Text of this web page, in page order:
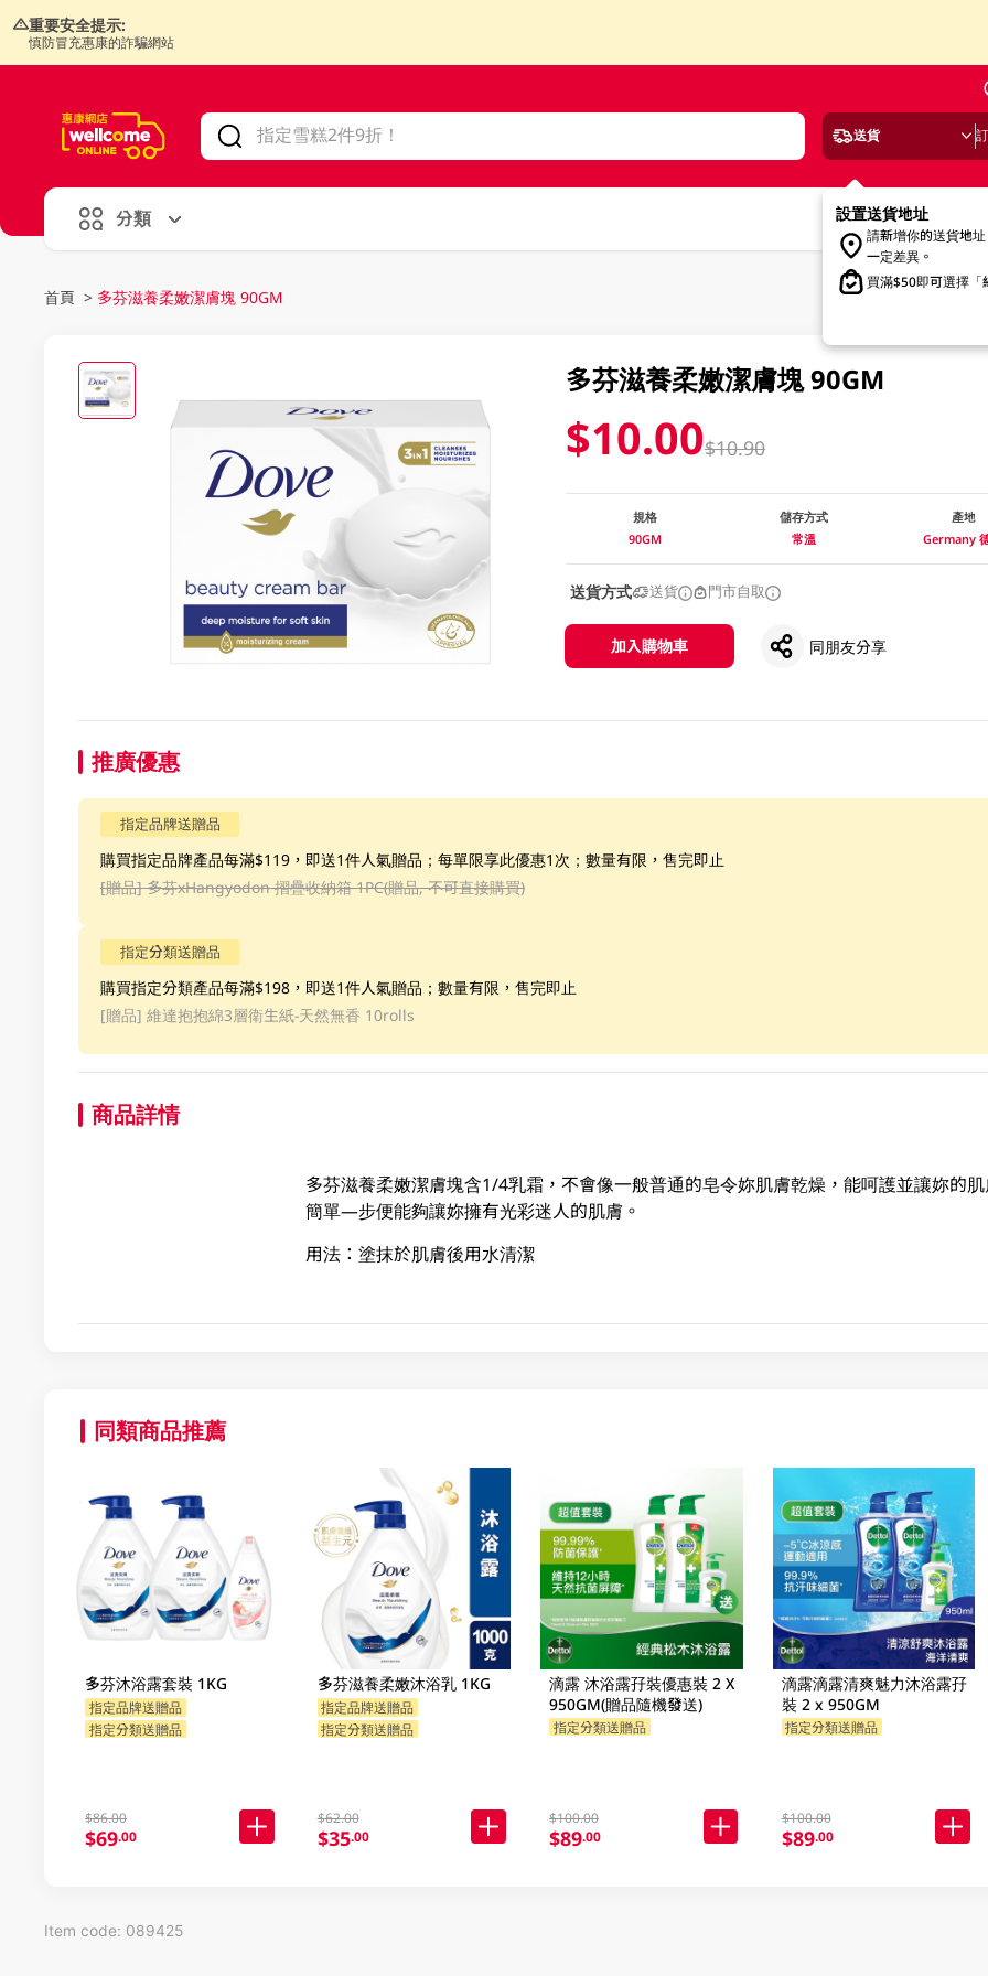
重要安全提示:
慎防冒充惠康的詐騙網站
送貨
設置送貨地址
請新增你的送貨地
一定差異。
買滿$50即可選擇「
分類
首頁 > 多芬滋養柔嫩潔膚塊 90GM
多芬滋養柔嫩潔膚塊 90GM
$10.00$10.90
規格
90GM
儲存方式
常溫
產地
Germany
送貨方式 送貨 門市自取
加入購物車 同朋友分享
推廣優惠
指定品牌送贈品
購買指定品牌產品每滿$119，即送1件人氣贈品；每單限享此優惠1次；數量有限，售完即止
[贈品] 多芬xHangyodon 摺疊收納箱 1PC(贈品, 不可直接購買)
指定分類送贈品
購買指定分類產品每滿$198，即送1件人氣贈品；數量有限，售完即止
[贈品] 維達抱抱綿3層衛生紙-天然無香 10rolls
商品詳情
多芬滋養柔嫩潔膚塊含1/4乳霜，不會像一般普通的皂令妳肌膚乾燥，能呵護並讓妳的
簡單—步便能夠讓妳擁有光彩迷人的肌膚。
用法：塗抹於肌膚後用水清潔
同類商品推薦
多芬沐浴露套裝 1KG
指定品牌送贈品
指定分類送贈品
$86.00
$69.00
多芬滋養柔嫩沐浴乳 1KG
指定品牌送贈品
指定分類送贈品
$62.00
$35.00
滴露 沐浴露孖裝優惠裝 2 X
950GM(贈品隨機發送)
指定分類送贈品
$100.00
$89.00
滴露滴露清爽魅力沐浴露孖
裝 2 x 950GM
指定分類送贈品
$100.00
$89.00
Item code: 089425